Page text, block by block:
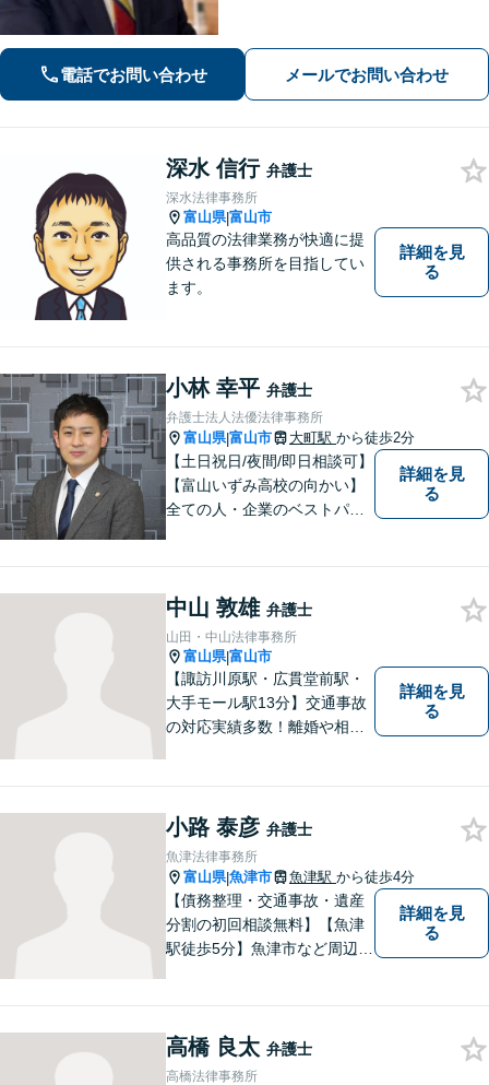
電話でお問い合わせ メールでお問い合わせ
深水 信行 弁護士
深水法律事務所
富山県|富山市
高品質の法律業務が快適に提
供される事務所を目指してい
ます。
詳細を見
る
小林 幸平 弁護士
弁護士法人法優法律事務所
富山県|富山市 大町駅 から徒歩2分
【土日祝日/夜間/即日相談可】
【富山いずみ高校の向かい】
全ての人・企業のベストパー
詳細を見
る
中山 敦雄 弁護士
山田・中山法律事務所
富山県|富山市
【諏訪川原駅・広貫堂前駅・
大手モール駅13分】交通事故
の対応実績多数！離婚や相続
策がないか考えてみません
か？【複数弁護士在籍】
詳細を見
る
小路 泰彦 弁護士
魚津法律事務所
富山県|魚津市 魚津駅 から徒歩4分
【債務整理・交通事故・遺産
分割の初回相談無料】【魚津
駅徒歩5分】魚津市など周辺地
詳細を見
る
高橋 良太 弁護士
高橋法律事務所